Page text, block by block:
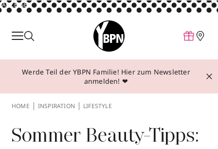
ANZEIGE
Parfum
Make-up
Behandlungen
Über YBPN
Werde Teil der YBPN Familie! Hier zum Newsletter
anmelden! ❤
HOME INSPIRATION LIFESTYLE
Sommer Beauty-Tipps: